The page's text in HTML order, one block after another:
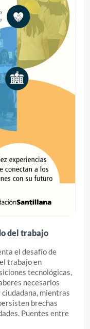
del trabajo
el desafío de
trabajo en
tecnológicas,
necesarios
mientras
brechas
Puentes entre